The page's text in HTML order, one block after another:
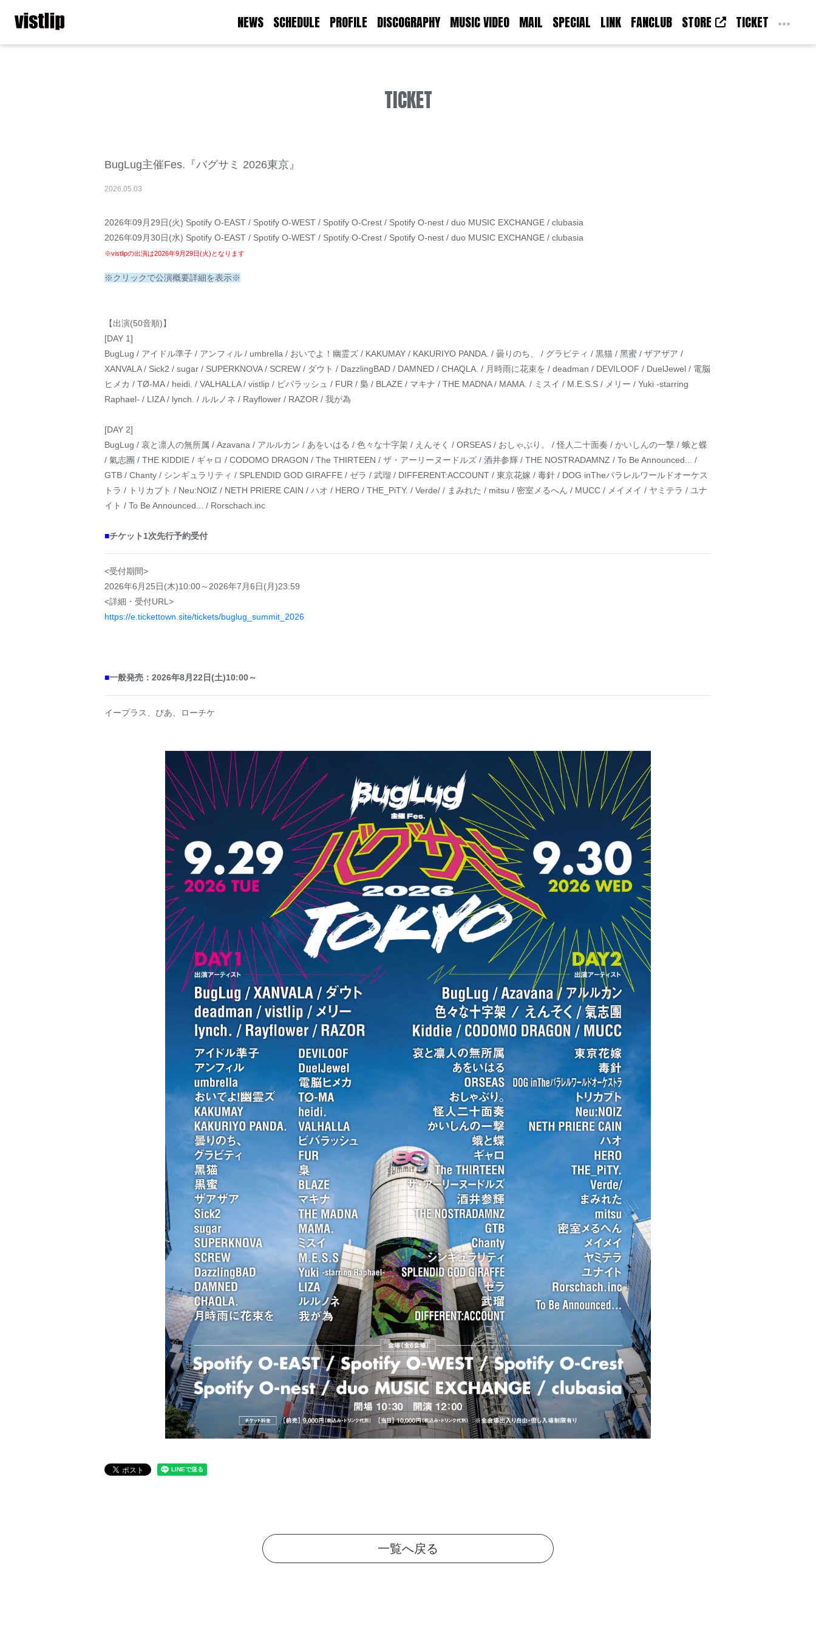
NEWS SCHEDULE PROFILE DISCOGRAPHY MUSIC VIDEO MAIL SPECIAL LINK FANCLUB STORE TICKET
TICKET
BugLug主催Fes.『バグサミ 2026東京』
2026.05.03
2026年09月29日(火) Spotify O-EAST / Spotify O-WEST / Spotify O-Crest / Spotify O-nest / duo MUSIC EXCHANGE / clubasia
2026年09月30日(水) Spotify O-EAST / Spotify O-WEST / Spotify O-Crest / Spotify O-nest / duo MUSIC EXCHANGE / clubasia
※vistlipの出演は2026年9月29日(火)となります
※クリックで公演概要詳細を表示※
【出演(50音順)】
[DAY 1]
BugLug / アイドル準子 / アンフィル / umbrella / おいでよ！幽霊ズ / KAKUMAY / KAKURIYO PANDA. / 曇りのち、 / グラビティ / 黒猫 / 黑蜜 / ザアザア /
XANVALA / Sick2 / sugar / SUPERKNOVA / SCREW / ダウト / DazzlingBAD / DAMNED / CHAQLA. / 月時雨に花束を / deadman / DEVILOOF / DuelJewel / 電脳
ヒメカ / TØ-MA / heidi. / VALHALLA / vistlip / ビバラッシュ / FUR / 梟 / BLAZE / マキナ / THE MADNA / MAMA. / ミスイ / M.E.S.S / メリー / Yuki -starring
Raphael- / LIZA / lynch. / ルルノネ / Rayflower / RAZOR / 我が為
[DAY 2]
BugLug / 哀と凛人の無所属 / Azavana / アルルカン / あをいはる / 色々な十字架 / えんそく / ORSEAS / おしゃぶり。 / 怪人二十面奏 / かいしんの一撃 / 蛾と蝶
/ 氣志團 / THE KIDDIE / ギャロ / CODOMO DRAGON / The THIRTEEN / ザ・アーリーヌードルズ / 酒井参輝 / THE NOSTRADAMNZ / To Be Announced... /
GTB / Chanty / シンギュラリティ / SPLENDID GOD GIRAFFE / ゼラ / 武瑠 / DIFFERENT:ACCOUNT / 東京花嫁 / 毒針 / DOG inTheパラレルワールドオーケス
トラ / トリカブト / Neu:NOIZ / NETH PRIERE CAIN / ハオ / HERO / THE_PiTY. / Verde/ / まみれた / mitsu / 密室メるへん / MUCC / メイメイ / ヤミテラ / ユナ
イト / To Be Announced... / Rorschach.inc
■チケット1次先行予約受付
<受付期間>
2026年6月25日(木)10:00～2026年7月6日(月)23:59
<詳細・受付URL>
https://e.tickettown.site/tickets/buglug_summit_2026
■一般発売： 2026年8月22日(土)10:00～
イープラス、ぴあ、ローチケ
一覧へ戻る